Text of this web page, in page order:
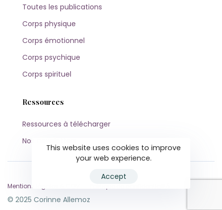
Toutes les publications
Corps physique
Corps émotionnel
Corps psychique
Corps spirituel
Ressources
Ressources à télécharger
Nos newsletters
Mentions légales & CGV
© 2025 Corinne Allemoz
This website uses cookies to improve
your web experience.
Accept